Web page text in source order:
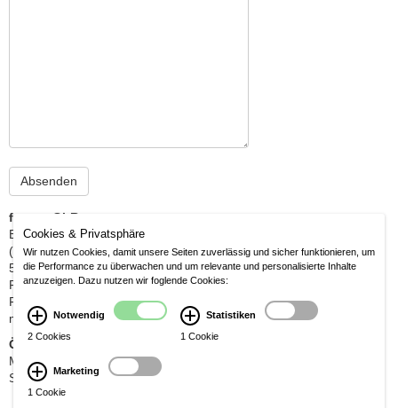
fornus GbR
Berrenrather Str. 210 a
(gegenüber Nikolauskirche)
50937 Köln
Fon: 02 21 / 430 67 6 - 1
Fax: 02 21 / 430 67 6 - 2
michael@fornfeist.com
Öffnungszeiten
Mo-Fr 10:00-13:00 / 14:30-18:30 Uhr
Sa 10:00-14:00 Uhr
Cookies & Privatsphäre
Wir nutzen Cookies, damit unsere Seiten zuverlässig und sicher funktionieren, um
die Performance zu überwachen und um relevante und personalisierte Inhalte
anzuzeigen. Dazu nutzen wir foglende Cookies:
Notwendig
2 Cookies
Statistiken
1 Cookie
Marketing
1 Cookie